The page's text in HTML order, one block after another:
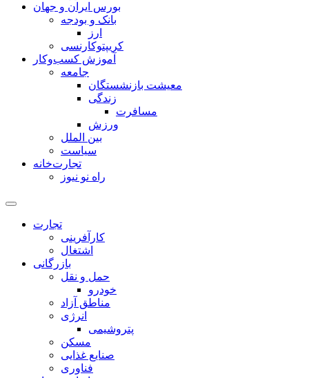
بورس ایران و جهان
بانک و بودجه
ارز
کریپتوکارنسی
آموزش کسب‌وکار
جامعه
معیشت بازنشستگان
زندگی
مسافرت
ورزش
بین الملل
سیاست
تجارت‌خانه
راه نو نیوز
تجارت
کارآفرینی
اشتغال
بازرگانی
حمل و نقل
خودرو
مناطق آزاد
انرژی
پتروشیمی
مسکن
صنایع غذایی
فناوری